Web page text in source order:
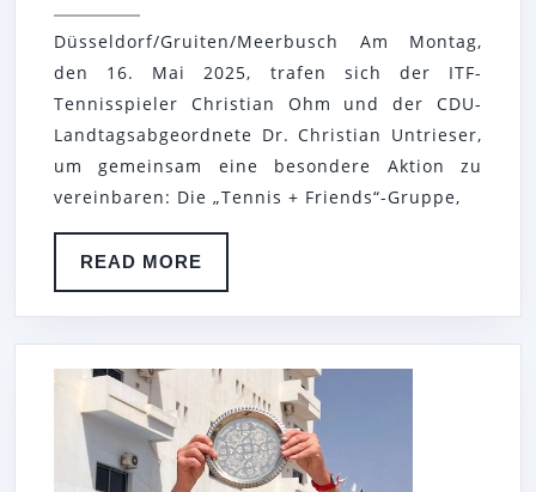
DR.
CHRISTIAN
UNTRIESER
(MDL
DES
WESTFALEN,
CDU)
VERABREDEN
TREFFEN
DER
Düsseldorf/Gruiten/Meerbusch Am Montag,
den 16. Mai 2025, trafen sich der ITF-
Tennisspieler Christian Ohm und der CDU-
Landtagsabgeordnete Dr. Christian Untrieser,
um gemeinsam eine besondere Aktion zu
vereinbaren: Die „Tennis + Friends“-Gruppe,
READ MORE
MORE